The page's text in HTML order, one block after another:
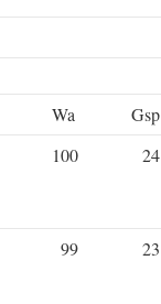
Wa
Gsp
100 24
99 23